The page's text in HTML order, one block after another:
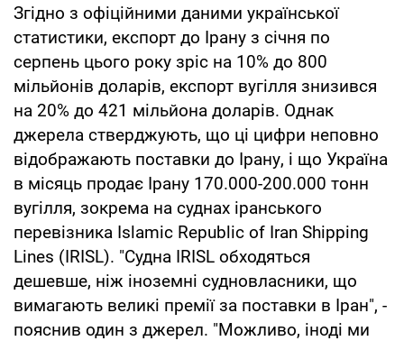
Згідно з офіційними даними української
статистики, експорт до Ірану з січня по
серпень цього року зріс на 10% до 800
мільйонів доларів, експорт вугілля знизився
на 20% до 421 мільйона доларів. Однак
джерела стверджують, що ці цифри неповно
відображають поставки до Ірану, і що Україна
в місяць продає Ірану 170.000-200.000 тонн
вугілля, зокрема на суднах іранського
перевізника Islamic Republic of Iran Shipping
Lines (IRISL). "Судна IRISL обходяться
дешевше, ніж іноземні судновласники, що
вимагають великі премії за поставки в Іран", -
пояснив один з джерел. "Можливо, іноді ми